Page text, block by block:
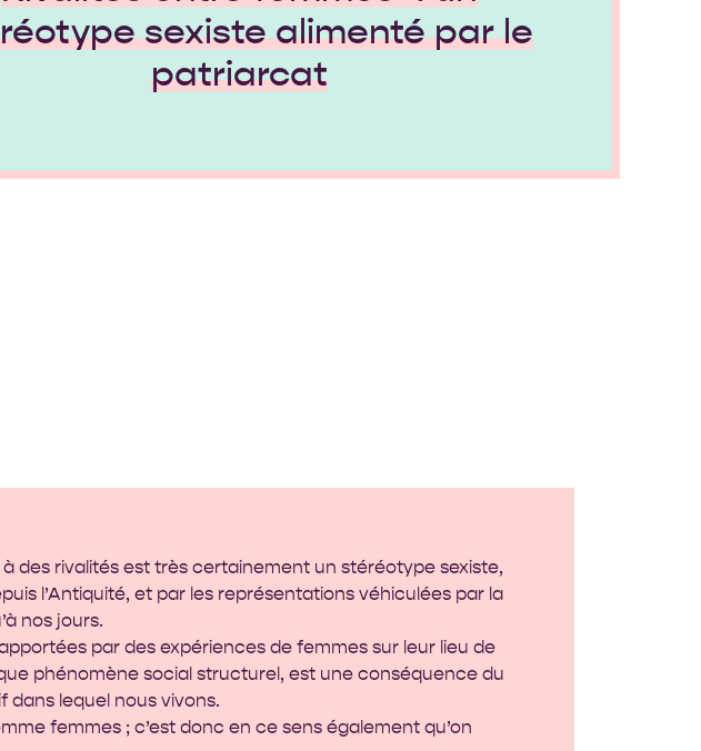
sexiste alimenté par le
patriarcat
des rivalités est très certainement un stéréotype sexiste,
l’Antiquité, et par les représentations véhiculées par la
nos jours.
par des expériences de femmes sur leur lieu de
phénomène social structurel, est une conséquence du
lequel nous vivons.
femmes ; c’est donc en ce sens également qu’on